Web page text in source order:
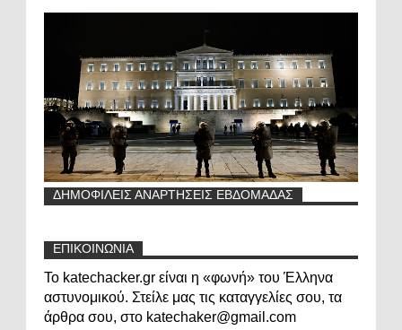
ΔΗΜΟΦΙΛΕΙΣ ΑΝΑΡΤΗΣΕΙΣ ΕΒΔΟΜΑΔΑΣ
ΕΠΙΚΟΙΝΩΝΙΑ
Το katechacker.gr είναι η «φωνή» του Έλληνα
αστυνομικού. Στείλε μας τις καταγγελίες σου, τα
άρθρα σου, στο katechaker@gmail.com